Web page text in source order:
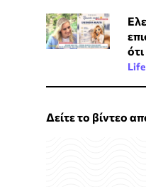
Life
Δείτε το βίντεο